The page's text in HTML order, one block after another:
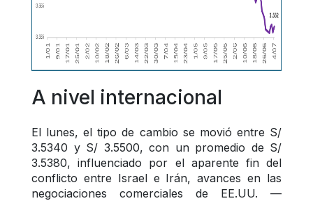
A nivel internacional
El lunes, el tipo de cambio se movió entre S/
3.5340 y S/ 3.5500, con un promedio de S/
3.5380, influenciado por el aparente fin del
conflicto entre Israel e Irán, avances en las
negociaciones comerciales de EE.UU. —